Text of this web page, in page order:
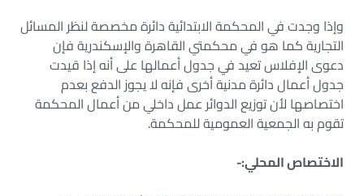
وإذا وجدت في المحكمة الابتدائية دائرة مخصصة لنظر المسائل
التجارية كما هو في محكمتي القاهرة والإسكندرية فإن
دعوى الإفلاس تعيد في جدول أعمالها على أنه إذا قيدت
جدول أعمال دائرة مدنية أخرى فإنه لا يجوز الدفع بعدم
اختصاصها لأن توزيع الدوائر عمل داخلي من أعمال المحكمة
تقوم به الجمعية العمومية للمحكمة.
الاختصاص المحلي:-